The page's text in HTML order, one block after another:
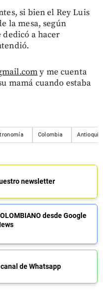
si bien el Rey Luis
la mesa, según
dedicó a hacer
y me cuenta
mamá cuando estaba
Colombia Antioquia
newsletter
desde Google
de Whatsapp